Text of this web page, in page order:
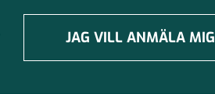
JAG VILL ANMÄLA MIG